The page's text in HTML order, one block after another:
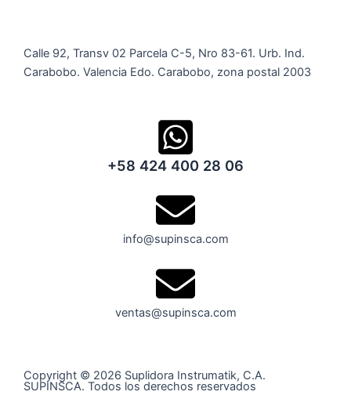
Calle 92, Transv 02 Parcela C-5, Nro 83-61. Urb. Ind.
Carabobo. Valencia Edo. Carabobo, zona postal 2003
+58 424 400 28 06
info@supinsca.com
ventas@supinsca.com
Copyright © 2026 Suplidora Instrumatik, C.A.
SUPINSCA. Todos los derechos reservados